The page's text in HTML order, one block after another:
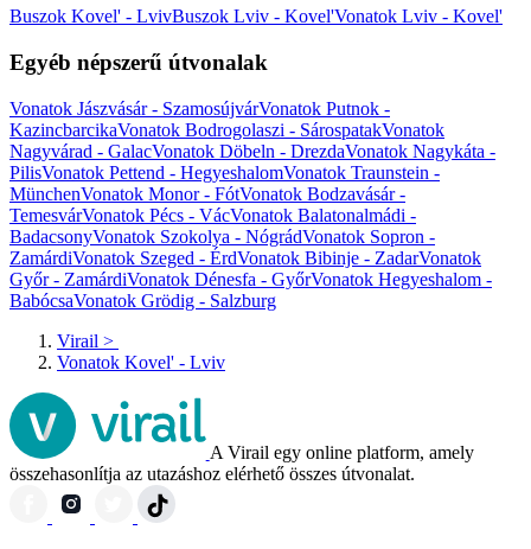
Buszok Kovel' - LvivBuszok Lviv - Kovel'Vonatok Lviv - Kovel'
Egyéb népszerű útvonalak
Vonatok Jászvásár - SzamosújvárVonatok Putnok -
KazincbarcikaVonatok Bodrogolaszi - SárospatakVonatok
Nagyvárad - GalacVonatok Döbeln - DrezdaVonatok Nagykáta -
PilisVonatok Pettend - HegyeshalomVonatok Traunstein -
MünchenVonatok Monor - FótVonatok Bodzavásár -
TemesvárVonatok Pécs - VácVonatok Balatonalmádi -
BadacsonyVonatok Szokolya - NógrádVonatok Sopron -
ZamárdiVonatok Szeged - ÉrdVonatok Bibinje - ZadarVonatok
Győr - ZamárdiVonatok Dénesfa - GyőrVonatok Hegyeshalom -
BabócsaVonatok Grödig - Salzburg
Virail >
Vonatok Kovel' - Lviv
A Virail egy online platform, amely
összehasonlítja az utazáshoz elérhető összes útvonalat.